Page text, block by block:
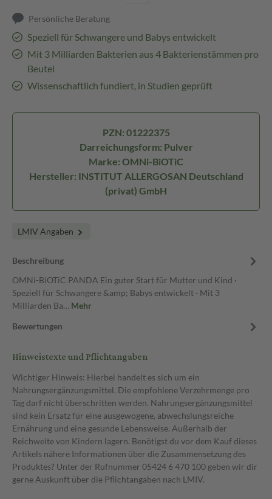
Persönliche Beratung
Speziell für Schwangere und Babys entwickelt
Mit 3 Milliarden Bakterien aus 4 Bakterienstämmen pro
Beutel
Wissenschaftlich fundiert, in Studien geprüft
PZN: 01222375
Darreichungsform: Pulver
Marke: OMNi-BiOTiC
Hersteller: INSTITUT ALLERGOSAN Deutschland
(privat) GmbH
LMIV Angaben
Beschreibung
OMNi-BiOTiC PANDA Ein guter Start für Mutter und Kind ·
Speziell für Schwangere &amp; Babys entwickelt · Mit 3
Milliarden Ba… Mehr
Bewertungen
Hinweistexte und Pflichtangaben
Wichtiger Hinweis: Hierbei handelt es sich um ein
Nahrungsergänzungsmittel. Die empfohlene Verzehrmenge pro
Tag darf nicht überschritten werden. Nahrungsergänzungsmittel
sind kein Ersatz für eine ausgewogene, abwechslungsreiche
Ernährung und eine gesunde Lebensweise. Außerhalb der
Reichweite von Kindern lagern. Benötigst du vor dem Kauf dieses
Artikels nähere Informationen über die Zusammensetzung des
Produktes? Unter der Rufnummer 05424 6 470 100 geben wir dir
gerne Auskunft über die Pflichtangaben nach LMIV.